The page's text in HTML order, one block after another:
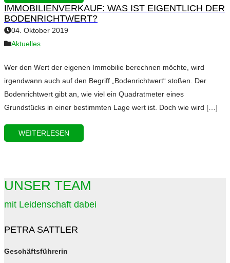
IMMOBILIENVERKAUF: WAS IST EIGENTLICH DER
BODENRICHTWERT?
04. Oktober 2019
Aktuelles
Wer den Wert der eigenen Immobilie berechnen möchte, wird
irgendwann auch auf den Begriff „Bodenrichtwert“ stoßen. Der
Bodenrichtwert gibt an, wie viel ein Quadratmeter eines
Grundstücks in einer bestimmten Lage wert ist. Doch wie wird […]
WEITERLESEN
UNSER TEAM
mit Leidenschaft dabei
PETRA SATTLER
Geschäftsführerin